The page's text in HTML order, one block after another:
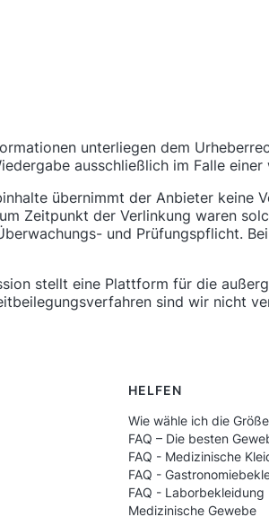
unterliegen dem
ausschließlich im Falle
übernimmt der Anbieter
Zeitpunkt der Verlinkung waren
und Prüfungspflicht.
stellt eine Plattform für die
sind wir nicht
HELFEN
Wie wähle ich die
FAQ – Die besten
FAQ - Medizinische
FAQ -
FAQ - Laborbekleidung
Medizinische Gewebe